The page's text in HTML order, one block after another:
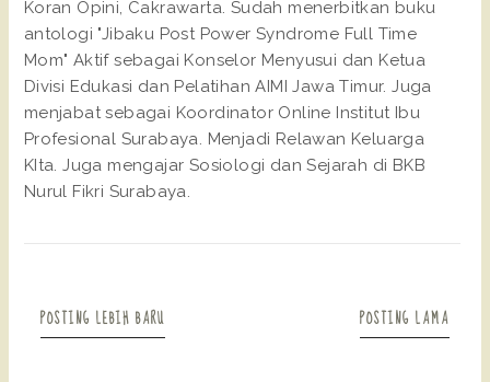
Koran Opini, Cakrawarta. Sudah menerbitkan buku
antologi "Jibaku Post Power Syndrome Full Time
Mom" Aktif sebagai Konselor Menyusui dan Ketua
Divisi Edukasi dan Pelatihan AIMI Jawa Timur. Juga
menjabat sebagai Koordinator Online Institut Ibu
Profesional Surabaya. Menjadi Relawan Keluarga
KIta. Juga mengajar Sosiologi dan Sejarah di BKB
Nurul Fikri Surabaya.
POSTING LEBIH BARU POSTING LAMA